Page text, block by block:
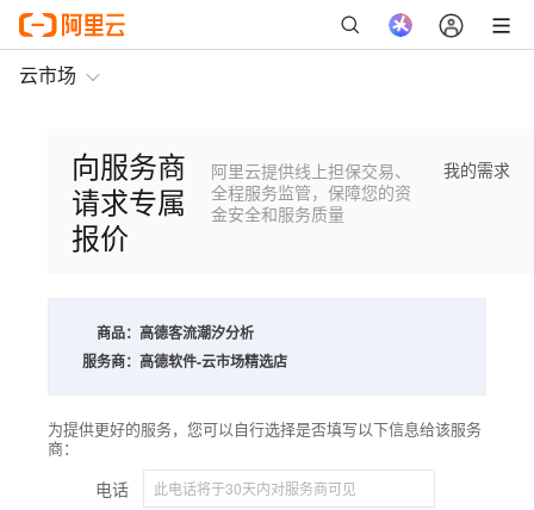
云市场
向服务商
请求专属
报价
阿里云提供线上担保交易、
全程服务监管，保障您的资
金安全和服务质量
我的需求
商品： 高德客流潮汐分析
服务商： 高德软件-云市场精选店
为提供更好的服务，您可以自行选择是否填写以下信息给该服务
商：
电话